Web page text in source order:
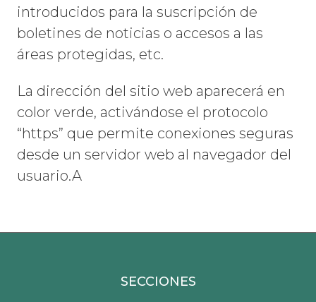
introducidos para la suscripción de
boletines de noticias o accesos a las
áreas protegidas, etc.
La dirección del sitio web aparecerá en
color verde, activándose el protocolo
“https” que permite conexiones seguras
desde un servidor web al navegador del
usuario.A
SECCIONES